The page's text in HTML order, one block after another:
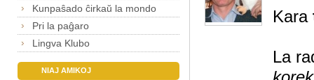
Kunpaŝado ĉirkaŭ la mondo
Pri la paĝaro
Lingva Klubo
NIAJ AMIKOJ
Kara
La